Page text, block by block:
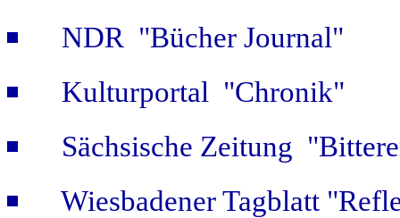
NDR "Bücher Journal"
Kulturportal "Chronik"
Sächsische Zeitung
Wiesbadener Tagblatt